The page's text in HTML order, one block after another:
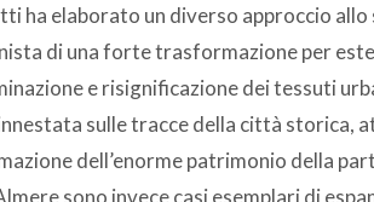
ha elaborato un diverso approccio allo
di una forte trasformazione per
e risignificazione dei tessuti
sulle tracce della città storica,
dell’enorme patrimonio della
sono invece casi esemplari di